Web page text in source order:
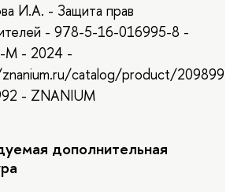
И.А. - Защита прав
- 978-5-16-016995-8 -
- 2024 -
catalog/product/2098992
- ZNANIUM
дополнительная